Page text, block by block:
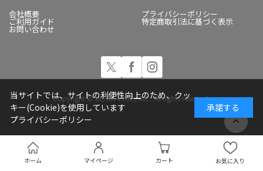
ホーム マイページ カート お気に入り
会社概要 プライバシーポリシー
ご利用ガイド 特定商取引法に基づく表示
お問い合わせ
Copyright © ULTRA-VYBE, INC. All rights reserved.
当サイトでは、サイトの利便性向上のため、クッ
キー(Cookie)を使用しています
プライバシーポリシー
承諾する